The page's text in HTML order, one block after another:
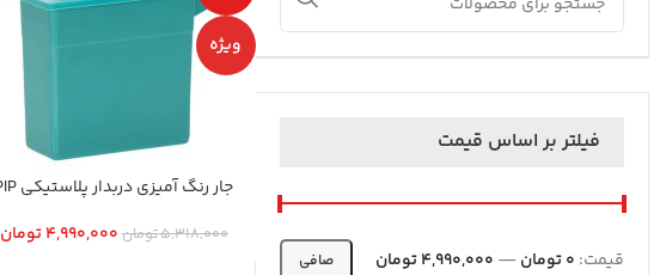
فیلتر بر اساس قیمت
صافی قيمت: 0 تومان — 4,990,000 تومان
ویژه
جار رنگ آميزي دربدار پلاستيكي PIP
5,318,000تومان 4,990,000تومان